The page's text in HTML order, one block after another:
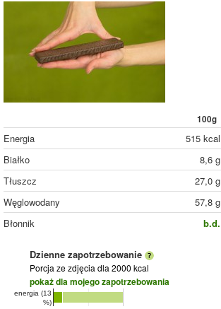
100g
Energia 515 kcal
Białko
8,6 g
Tłuszcz
27,0 g
Węglowodany
57,8 g
Błonnik
b.d.
Dzienne zapotrzebowanie
Porcja ze zdjęcia dla 2000 kcal
pokaż dla mojego zapotrzebowania
energia (13
%)